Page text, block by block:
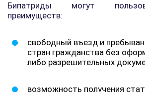
Бипатриды могут
преимуществ:
свободный въезд и
стран гражданства без
либо разрешительных
возможность получения